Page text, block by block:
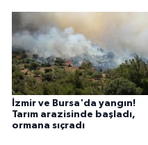
İzmir ve Bursa'da yangın!
Tarım arazisinde başladı,
ormana sıçradı